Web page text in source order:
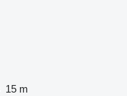
15 m